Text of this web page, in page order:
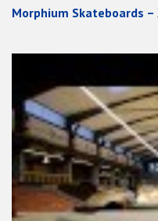
Morphium Skateboards –